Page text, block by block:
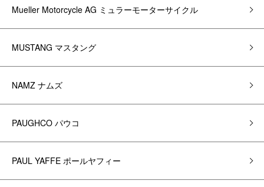
Mueller Motorcycle AG ミュラーモーターサイクル
MUSTANG マスタング
NAMZ ナムズ
PAUGHCO パウコ
PAUL YAFFE ポールヤフィー